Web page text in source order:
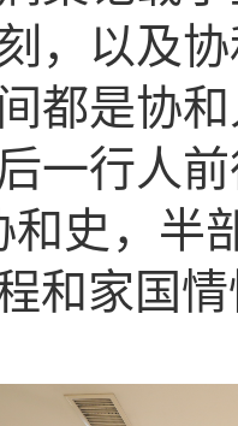
，以及
都是协
一行人
和史，半
和家国